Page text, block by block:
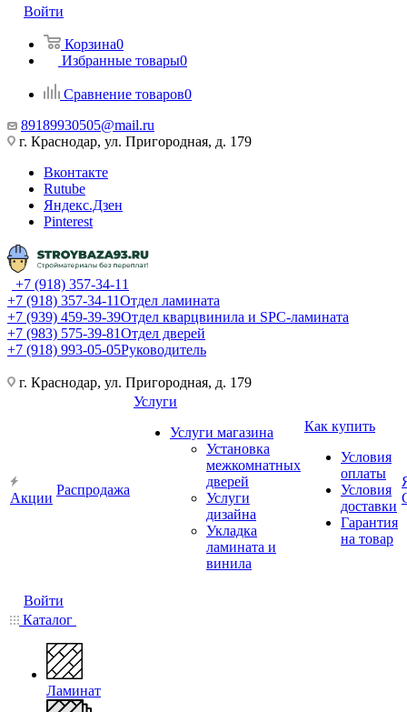
Войти
Корзина0
Избранные товары0
Сравнение товаров0
89189930505@mail.ru
г. Краснодар, ул. Пригородная, д. 179
Вконтакте
Rutube
Яндекс.Дзен
Pinterest
+7 (918) 357-34-11
+7 (918) 357-34-11Отдел ламината
+7 (939) 459-39-39Отдел кварцвинила и SPC-ламината
+7 (983) 575-39-81Отдел дверей
+7 (918) 993-05-05Руководитель
г. Краснодар, ул. Пригородная, д. 179
Акции
Распродажа
Услуги
Услуги магазина
Установка
межкомнатных
дверей
Услуги
дизайна
Укладка
ламината и
винила
Как купить
Условия
оплаты
Условия
доставки
Гарантия
на товар
Войти
Каталог
Ламинат